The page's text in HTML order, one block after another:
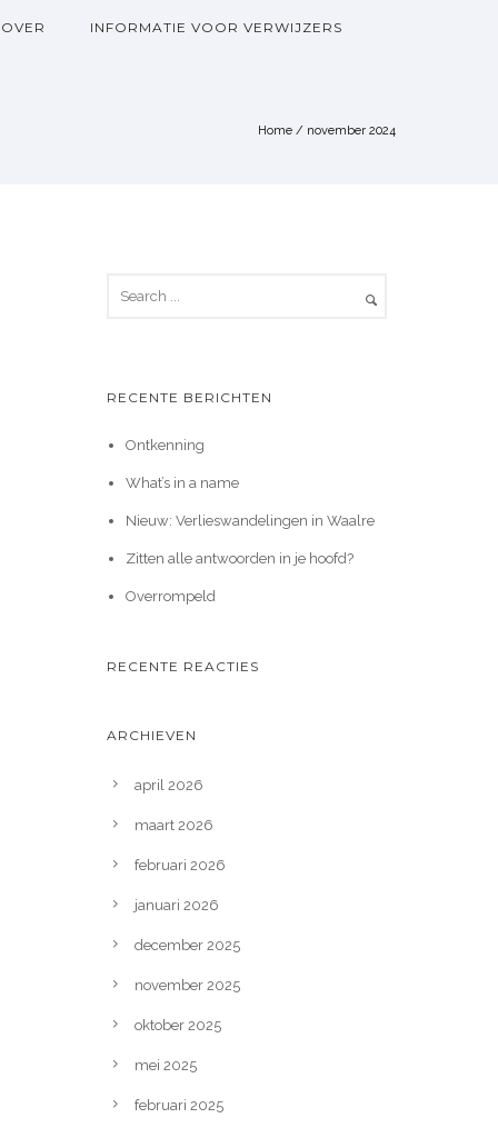
OVER INFORMATIE VOOR VERWIJZERS
Home / november 2024
RECENTE BERICHTEN
Ontkenning
What’s in a name
Nieuw: Verlieswandelingen in Waalre
Zitten alle antwoorden in je hoofd?
Overrompeld
RECENTE REACTIES
ARCHIEVEN
april 2026
maart 2026
februari 2026
januari 2026
december 2025
november 2025
oktober 2025
mei 2025
februari 2025